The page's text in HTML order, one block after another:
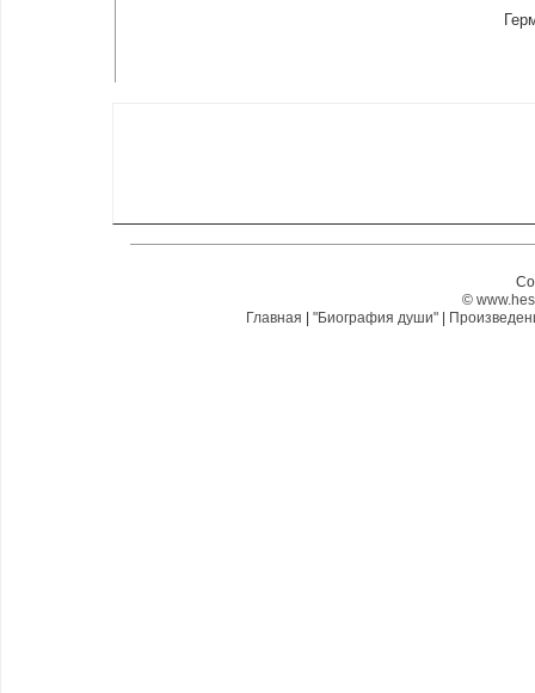
©
Главная
"Биография души"